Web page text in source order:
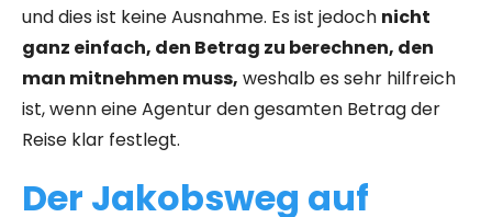
und dies ist keine Ausnahme. Es ist jedoch nicht
ganz einfach, den Betrag zu berechnen, den
man mitnehmen muss, weshalb es sehr hilfreich
ist, wenn eine Agentur den gesamten Betrag der
Reise klar festlegt.
Der Jakobsweg auf